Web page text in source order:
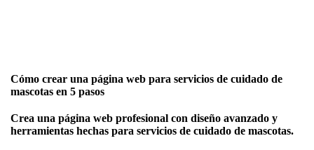
Cómo crear una página web para servicios de cuidado de
mascotas en 5 pasos
Crea una página web profesional con diseño avanzado y
herramientas hechas para servicios de cuidado de mascotas.